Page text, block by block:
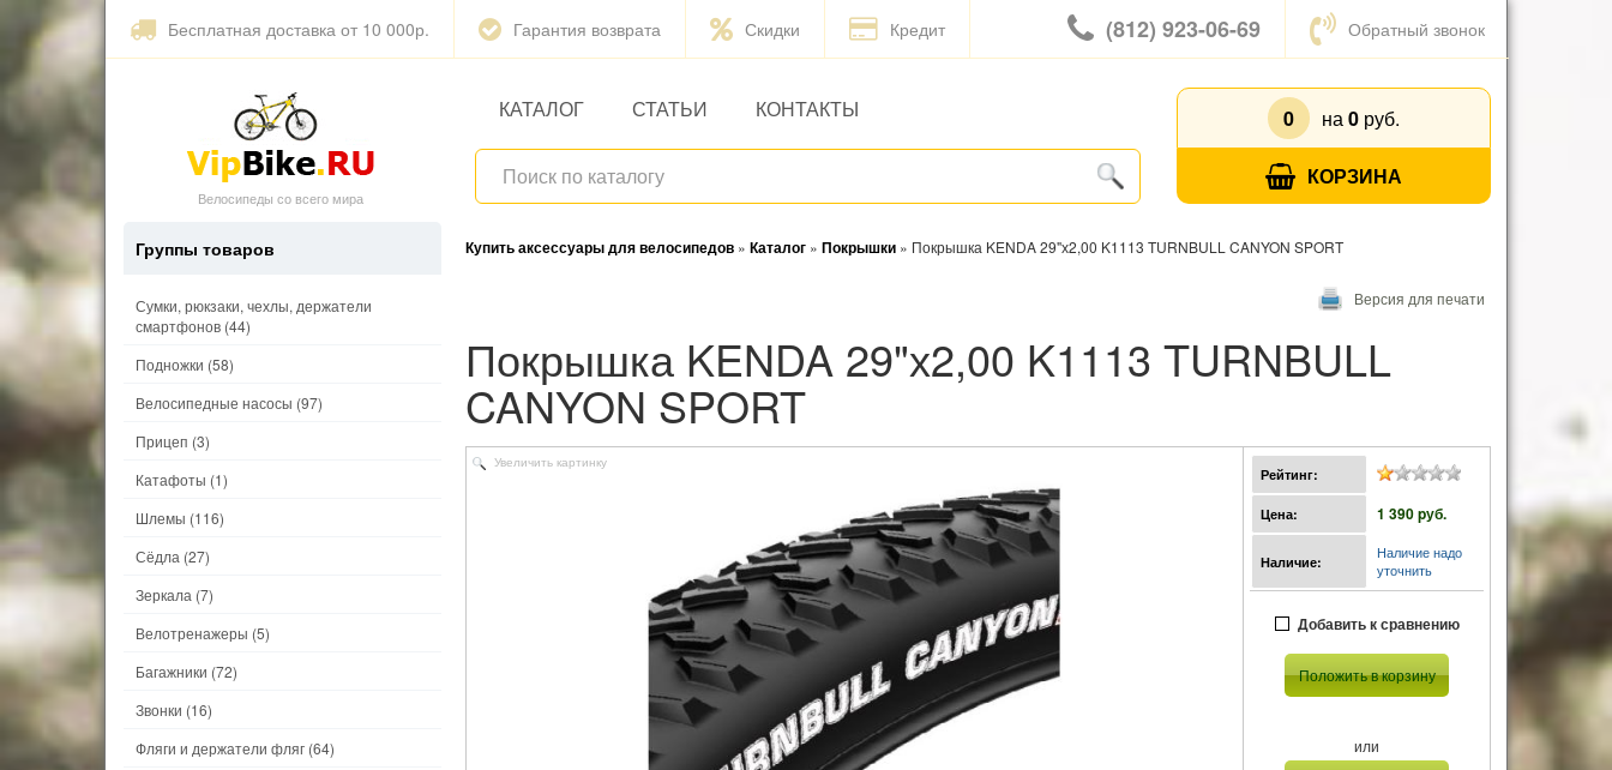
Бесплатная доставка от 10 000р. Гарантия возврата Скидки Кредит (812) 923-06-69 Обратный звонок
Велосипеды со всего мира
КАТАЛОГ СТАТЬИ КОНТАКТЫ 0 на 0руб.
КОРЗИНА
Купить аксессуары для велосипедов » Каталог » Покрышки » Покрышка KENDA 29"х2,00 K1113 TURNBULL CANYON SPORT
Версия для печати
Покрышка KENDA 29"х2,00 K1113 TURNBULL
CANYON SPORT
Увеличить картинку
Рейтинг:
Цена: 1 390 pуб.
Наличие:
Наличие надо
уточнить
Добавить к сравнению
Положить в корзину
или
Группы товаров
Сумки, рюкзаки, чехлы, держатели
смартфонов (44)
Подножки (58)
Велосипедные насосы (97)
Прицеп (3)
Катафоты (1)
Шлемы (116)
Сёдла (27)
Зеркала (7)
Велотренажеры (5)
Багажники (72)
Звонки (16)
Фляги и держатели фляг (64)